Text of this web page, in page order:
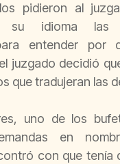
pidieron al
su idioma las
entender por
juzgado decidió
que tradujeran las
uno de los
en
con que tenía